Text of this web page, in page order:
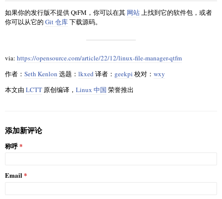
如果你的发行版不提供 QtFM，你可以在其 网站上找到它的软件包，或者
你可以从它的 Git 仓库下载源码。
via: https://opensource.com/article/22/12/linux-file-manager-qtfm
作者： Seth Kenlon 选题： lkxed 译者： geekpi 校对： wxy
本文由 LCTT 原创编译， Linux 中国 荣誉推出
添加新评论
称呼
Email